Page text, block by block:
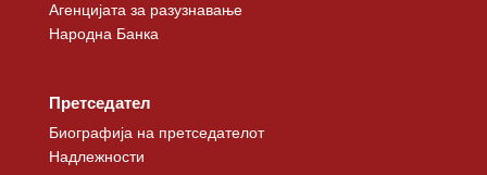
Агенцијата за разузнавање
Народна Банка
Претседател
Биографија на претседателот
Надлежности